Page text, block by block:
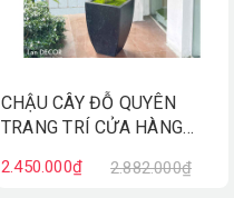
CHẬU CÂY ĐỖ QUYÊN
TRANG TRÍ CỬA HÀNG
2.450.000₫ 2.882.000₫